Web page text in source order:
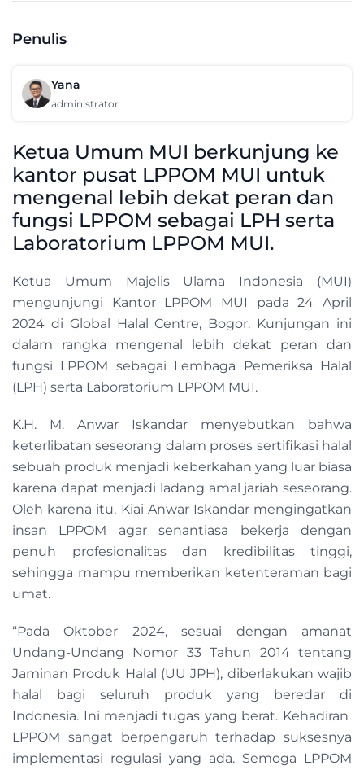
Penulis
Yana
administrator
Ketua Umum MUI berkunjung ke
kantor pusat LPPOM MUI untuk
mengenal lebih dekat peran dan
fungsi LPPOM sebagai LPH serta
Laboratorium LPPOM MUI.
Ketua Umum Majelis Ulama Indonesia (MUI)
mengunjungi Kantor LPPOM MUI pada 24 April
2024 di Global Halal Centre, Bogor. Kunjungan ini
dalam rangka mengenal lebih dekat peran dan
fungsi LPPOM sebagai Lembaga Pemeriksa Halal
(LPH) serta Laboratorium LPPOM MUI.
K.H. M. Anwar Iskandar menyebutkan bahwa
keterlibatan seseorang dalam proses sertifikasi halal
sebuah produk menjadi keberkahan yang luar biasa
karena dapat menjadi ladang amal jariah seseorang.
Oleh karena itu, Kiai Anwar Iskandar mengingatkan
insan LPPOM agar senantiasa bekerja dengan
penuh profesionalitas dan kredibilitas tinggi,
sehingga mampu memberikan ketenteraman bagi
umat.
“Pada Oktober 2024, sesuai dengan amanat
Undang-Undang Nomor 33 Tahun 2014 tentang
Jaminan Produk Halal (UU JPH), diberlakukan wajib
halal bagi seluruh produk yang beredar di
Indonesia. Ini menjadi tugas yang berat. Kehadiran
LPPOM sangat berpengaruh terhadap suksesnya
implementasi regulasi yang ada. Semoga LPPOM